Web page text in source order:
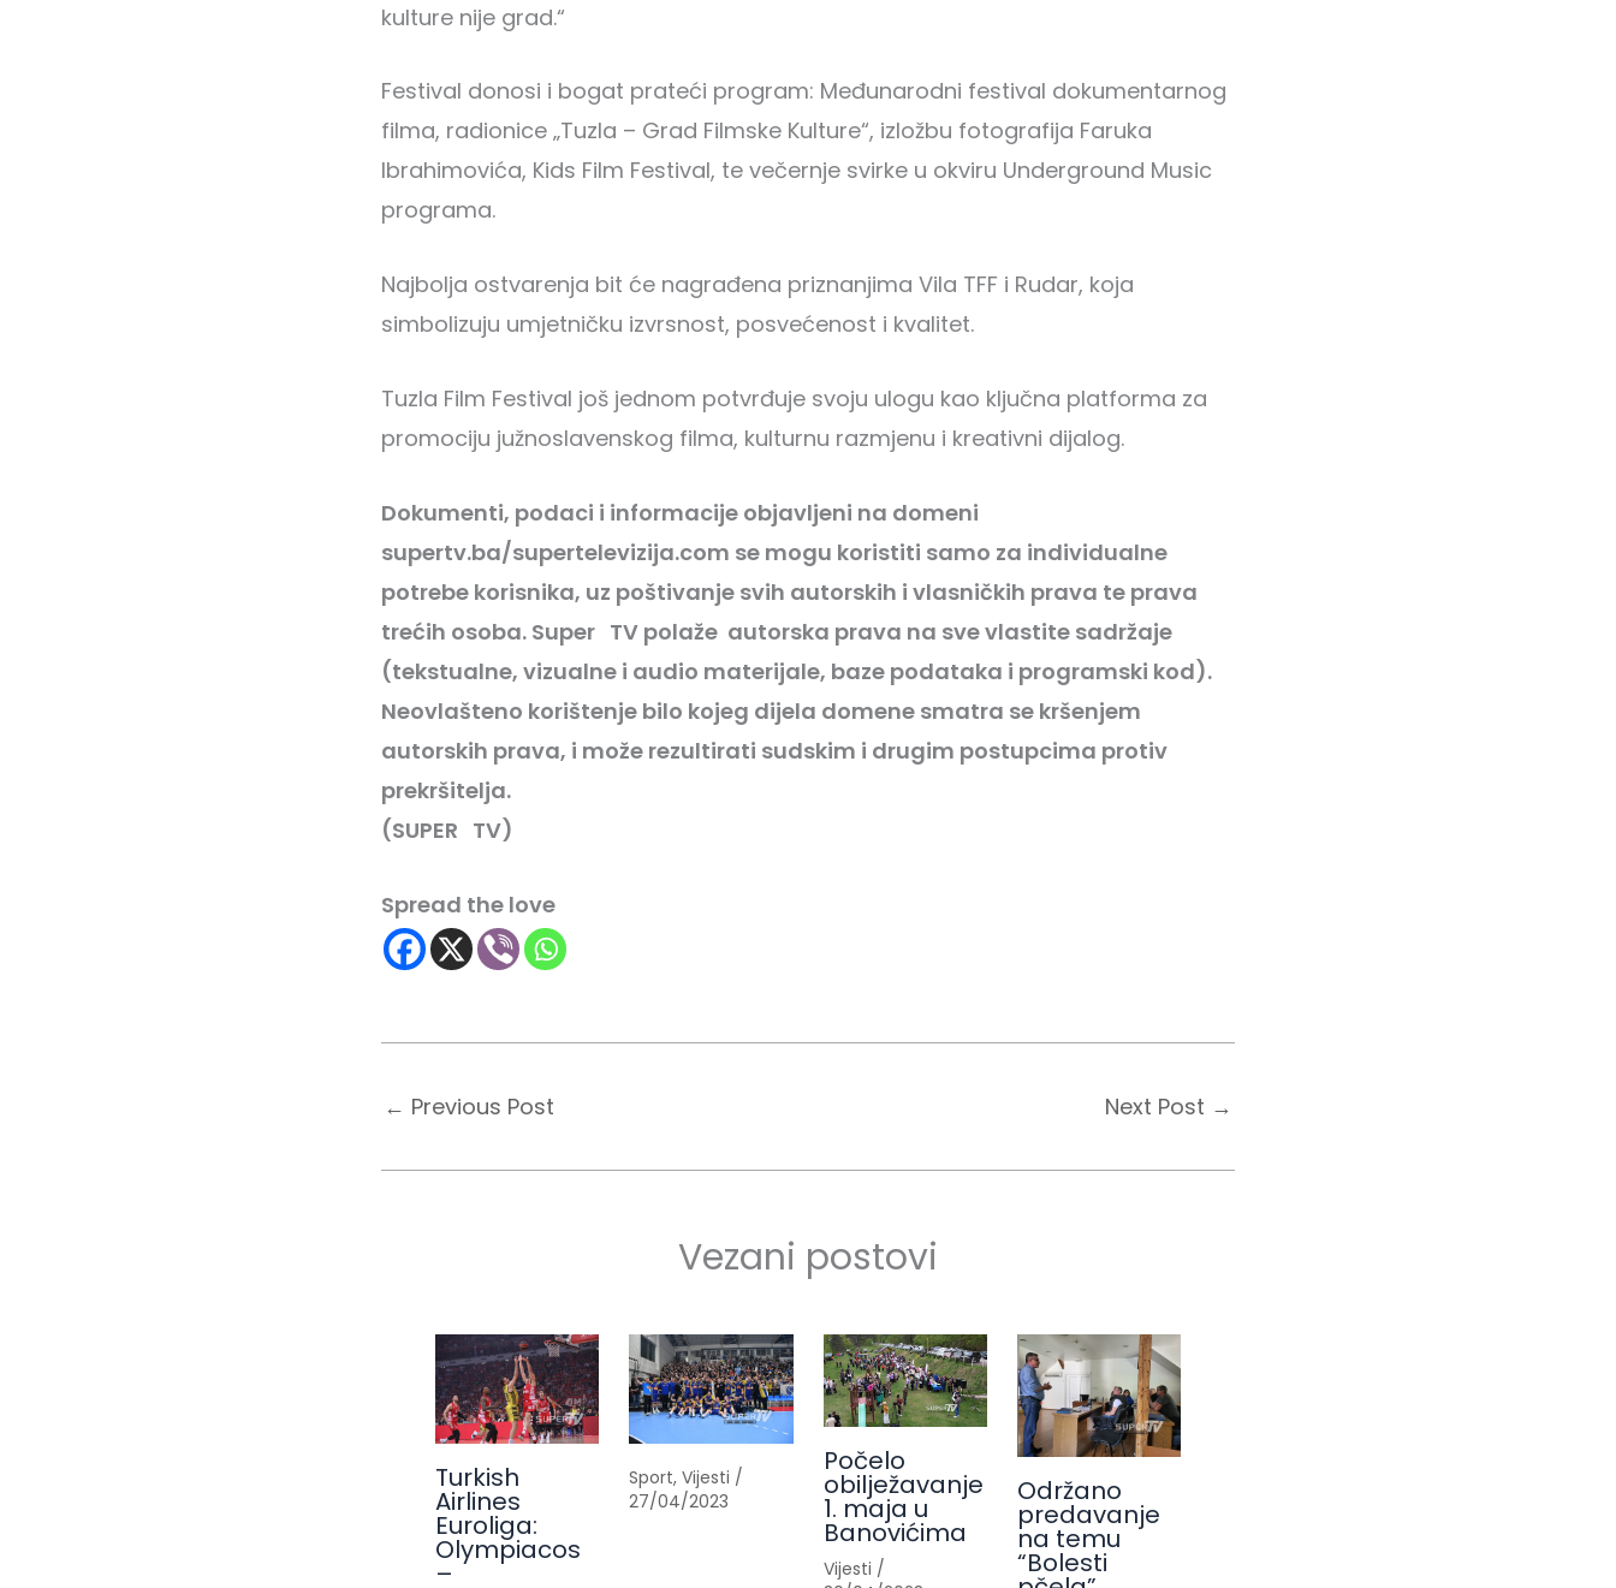
kulture nije grad.“
Festival donosi i bogat prateći program: Međunarodni festival dokumentarnog
filma, radionice „Tuzla – Grad Filmske Kulture“, izložbu fotografija Faruka
Ibrahimovića, Kids Film Festival, te večernje svirke u okviru Underground Music
programa.
Najbolja ostvarenja bit će nagrađena priznanjima Vila TFF i Rudar, koja
simbolizuju umjetničku izvrsnost, posvećenost i kvalitet.
Tuzla Film Festival još jednom potvrđuje svoju ulogu kao ključna platforma za
promociju južnoslavenskog filma, kulturnu razmjenu i kreativni dijalog.
Dokumenti, podaci i informacije objavljeni na domeni
supertv.ba/supertelevizija.com se mogu koristiti samo za individualne
potrebe korisnika, uz poštivanje svih autorskih i vlasničkih prava te prava
trećih osoba. Super TV polaže autorska prava na sve vlastite sadržaje
(tekstualne, vizualne i audio materijale, baze podataka i programski kod).
Neovlašteno korištenje bilo kojeg dijela domene smatra se kršenjem
autorskih prava, i može rezultirati sudskim i drugim postupcima protiv
prekršitelja.
(SUPER TV)
Spread the love
← Previous Post Next Post →
Vezani postovi
Turkish
Airlines
Euroliga:
Olympiacos
–
Sport,Vijesti /
27/04/2023
Počelo
obilježavanje
1. maja u
Banovićima
Vijesti /
Održano
predavanje
na temu
“Bolesti